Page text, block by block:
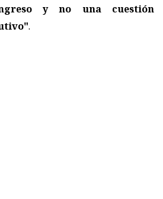
y no una cuestión
.